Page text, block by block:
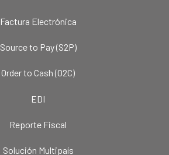
Factura Electrónica
Source to Pay (S2P)
Order to Cash (O2C)
EDI
Reporte Fiscal
Solución Multipaís